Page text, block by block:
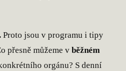
Proto jsou v programu i tipy
přesně můžeme vběžném
orgánu? S denní